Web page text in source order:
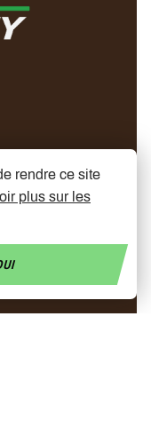
rendre ce site
plus sur les